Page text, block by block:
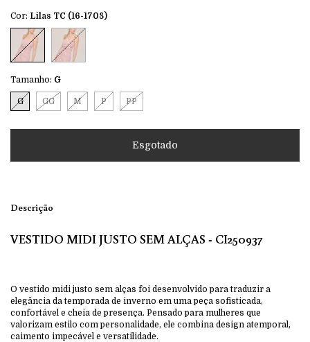
Cor: Lilas TC (16-1708)
Tamanho: G
G GG M P PP
Descrição
VESTIDO MIDI JUSTO SEM ALÇAS - CI250937
O vestido midi justo sem alças foi desenvolvido para traduzir a
elegância da temporada de inverno em uma peça sofisticada,
confortável e cheia de presença. Pensado para mulheres que
valorizam estilo com personalidade, ele combina design atemporal,
caimento impecável e versatilidade.